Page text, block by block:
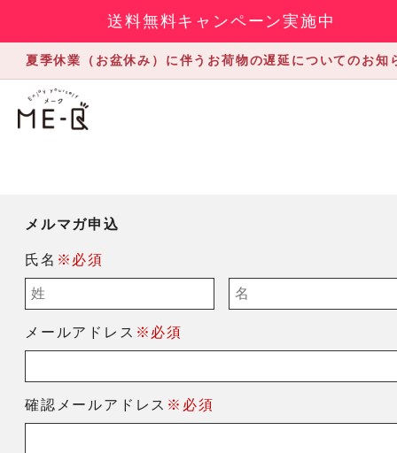
送料無料キャンペーン実施中
夏季休業（お盆休み）に伴うお荷物の遅延についてのお知
メルマガ申込
氏名 ※必須
メールアドレス ※必須
確認メールアドレス ※必須